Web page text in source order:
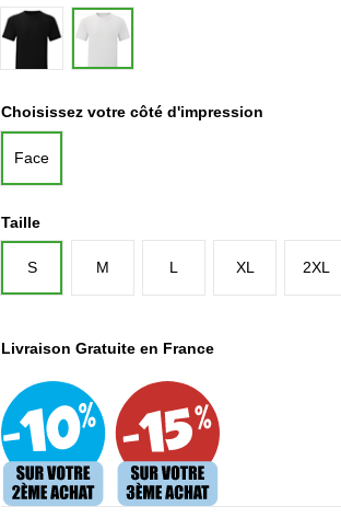
Noir
Blanc
Choisissez votre côté d'impression
Face
Taille
S M L XL 2XL
Livraison Gratuite en France